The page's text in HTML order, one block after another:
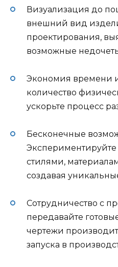
Визуализация до
внешний вид
проектирования,
возможные
Экономия времени
количество
ускорьте процесс
Бесконечные
стилями,
создавая
Сотрудничество с
передавайте
чертежи
запуска в